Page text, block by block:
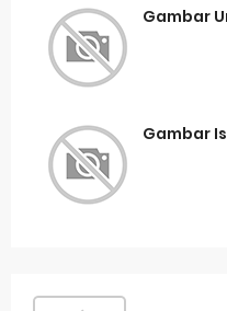
Gambar
Gambar